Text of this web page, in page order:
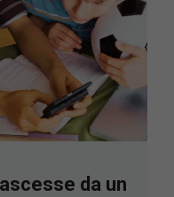
da un